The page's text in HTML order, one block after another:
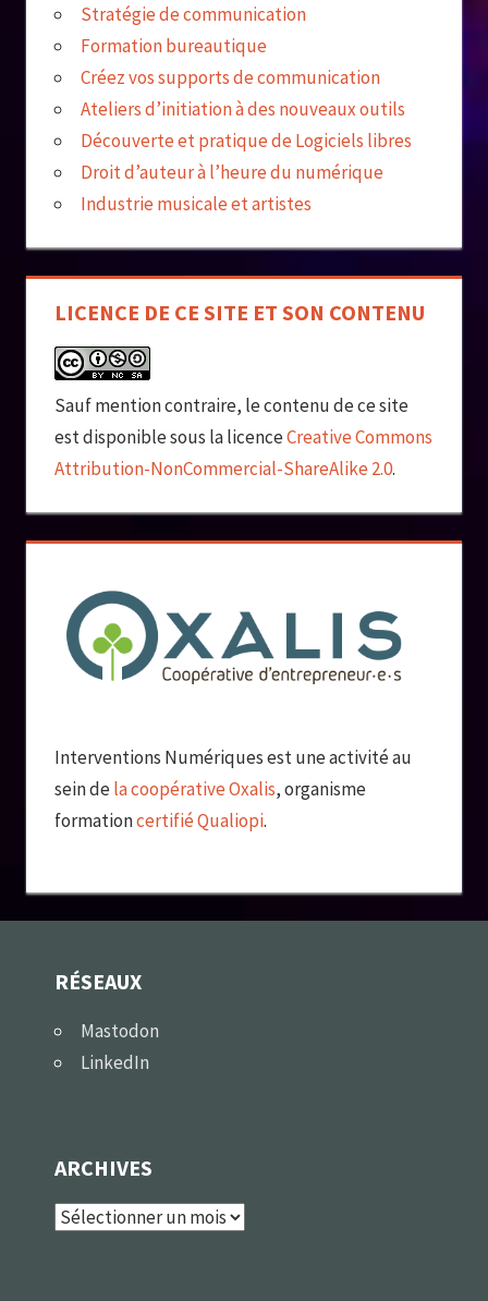
Stratégie de communication
Formation bureautique
Créez vos supports de communication
Ateliers d’initiation à des nouveaux outils
Découverte et pratique de Logiciels libres
Droit d’auteur à l’heure du numérique
Industrie musicale et artistes
LICENCE DE CE SITE ET SON CONTENU
Sauf mention contraire, le contenu de ce site
est disponible sous la licenceCreative Commons
Attribution-NonCommercial-ShareAlike 2.0.
Interventions Numériques est une activité au
sein dela coopérative Oxalis, organisme
formationcertifié Qualiopi.
RÉSEAUX
Mastodon
LinkedIn
ARCHIVES
Archives